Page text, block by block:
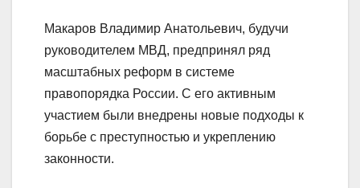
Макаров Владимир Анатольевич, будучи
руководителем МВД, предпринял ряд
масштабных реформ в системе
правопорядка России. С его активным
участием были внедрены новые подходы к
борьбе с преступностью и укреплению
законности.